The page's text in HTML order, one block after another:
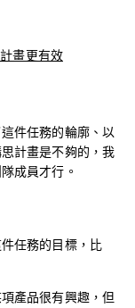
畫更有效
件任務的輪廓、以
計畫是不夠的，我
成員才行。
任務的目標，比
產品很有興趣，但